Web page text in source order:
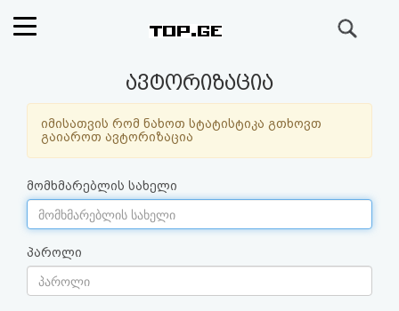
ფოსტა
კითხვა-
პასუხი
ავტორიზაცია
ავტორიზაცია
იმისათვის რომ ნახოთ სტატისტიკა გთხოვთ
გაიაროთ ავტორიზაცია
მომხმარებლის სახელი
პაროლი